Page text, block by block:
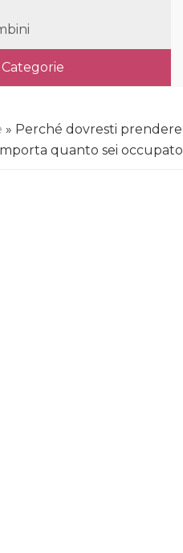
» Perché dovresti prendere
quanto sei occupato